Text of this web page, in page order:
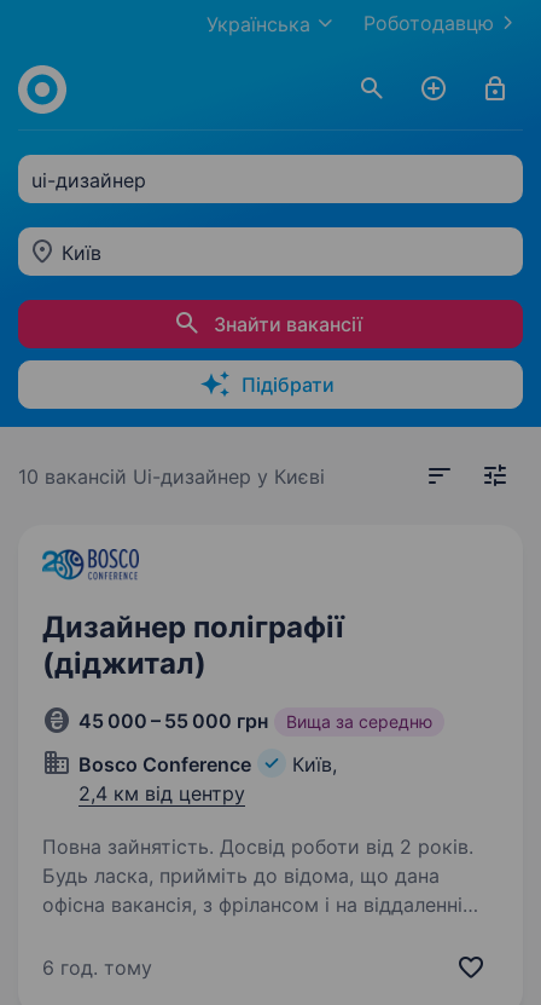
Роботодавцю
Українська
ui-дизайнер
Київ
Знайти вакансії
Підібрати
10 вакансій Ui-дизайнер у Києві
Дизайнер поліграфії
(діджитал)
45 000 – 55 000 грн Вища за середню
Bosco Conference
Київ,
2,4 км від центру
Повна зайнятість. Досвід роботи від 2 років.
Будь ласка, прийміть до відома, що дана
офісна вакансія, з фрілансом і на віддаленні
історією успіху в організації міжнародних
6 год. тому